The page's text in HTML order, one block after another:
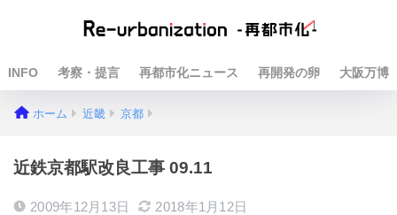
INFO 考察・提言 再都市化ニュース 再開発の卵 大阪万博
ホーム 近畿 京都
近鉄京都駅改良工事 09.11
2009年12月13日 2018年1月12日